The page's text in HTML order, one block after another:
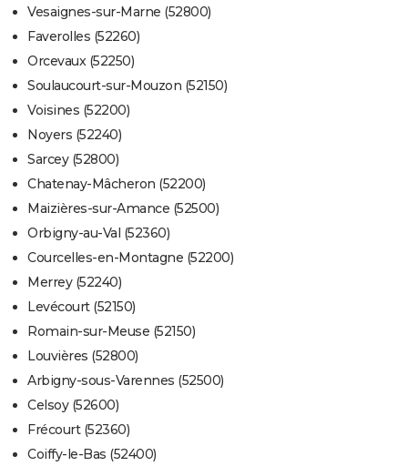
Vesaignes-sur-Marne (52800)
Faverolles (52260)
Orcevaux (52250)
Soulaucourt-sur-Mouzon (52150)
Voisines (52200)
Noyers (52240)
Sarcey (52800)
Chatenay-Mâcheron (52200)
Maizières-sur-Amance (52500)
Orbigny-au-Val (52360)
Courcelles-en-Montagne (52200)
Merrey (52240)
Levécourt (52150)
Romain-sur-Meuse (52150)
Louvières (52800)
Arbigny-sous-Varennes (52500)
Celsoy (52600)
Frécourt (52360)
Coiffy-le-Bas (52400)